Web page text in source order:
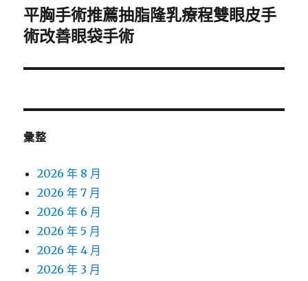
下
一
文
平胸手術推薦抽脂隆乳療程雙眼皮手
術改善眼袋手術
彙整
2026 年 8 月
2026 年 7 月
2026 年 6 月
2026 年 5 月
2026 年 4 月
2026 年 3 月